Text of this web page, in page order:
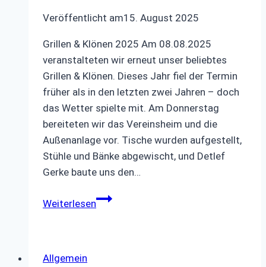
Veröffentlicht am15. August 2025
Grillen & Klönen 2025 Am 08.08.2025
veranstalteten wir erneut unser beliebtes
Grillen & Klönen. Dieses Jahr fiel der Termin
früher als in den letzten zwei Jahren – doch
das Wetter spielte mit. Am Donnerstag
bereiteten wir das Vereinsheim und die
Außenanlage vor. Tische wurden aufgestellt,
Stühle und Bänke abgewischt, und Detlef
Gerke baute uns den…
WeiterlesenGrillen
Allgemein